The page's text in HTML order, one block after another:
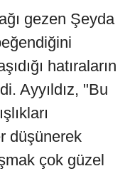
gezen Şeyda
hatıraların
Ayyıldız, "Bu
düşünerek
çok güzel